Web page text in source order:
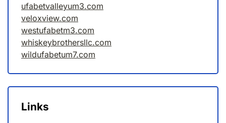
ufabetvalleyum3.com
veloxview.com
westufabetm3.com
whiskeybrothersllc.com
wildufabetum7.com
Links